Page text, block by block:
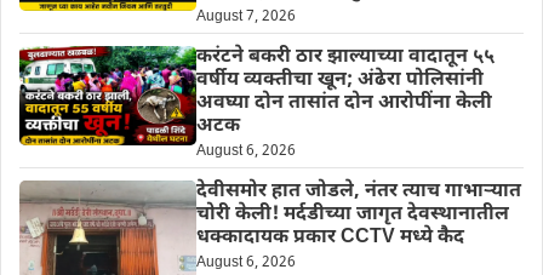
August 7, 2026
करंटने बकरी ठार झाल्याच्या वादातून ५५
वर्षीय व्यक्तीचा खून; अंढेरा पोलिसांनी
अवघ्या दोन तासांत दोन आरोपींना केली
अटक
August 6, 2026
देवीसमोर हात जोडले, नंतर त्याच गाभाऱ्यात
चोरी केली! मर्दडीच्या जागृत देवस्थानातील
धक्कादायक प्रकार CCTV मध्ये कैद
August 6, 2026